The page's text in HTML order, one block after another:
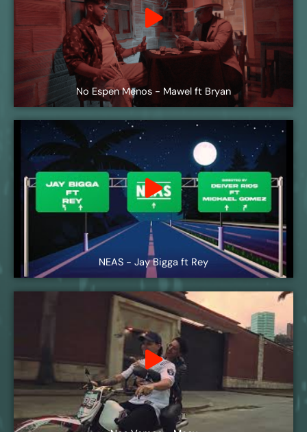
No Espen Menos - Mawel ft Bryan
NEAS - Jay Bigga ft Rey